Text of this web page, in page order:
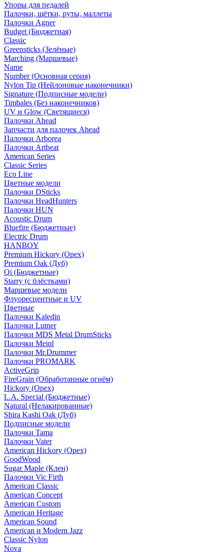
Упоры для педалей
Палочки, щётки, руты, маллеты
Палочки Agner
Budget (Бюджетная)
Classic
Greensticks (Зелёные)
Marching (Маршевые)
Name
Number (Основная серия)
Nylon Tip (Нейлоновые наконечники)
Signature (Подписные модели)
Timbales (Без наконечников)
UV и Glow (Светящиеся)
Палочки Ahead
Запчасти для палочек Ahead
Палочки Arborea
Палочки Artbeat
American Series
Classic Series
Eco Line
Цветные модели
Палочки DSticks
Палочки HeadHunters
Палочки HUN
Acoustic Drum
Bluefire (Бюджетные)
Electric Drum
HANBOY
Premium Hickory (Орех)
Premium Oak (Дуб)
Qi (Бюджетные)
Starry (с блёстками)
Маршевые модели
Флуоресцентные и UV
Цветные
Палочки Kaledin
Палочки Lutner
Палочки MDS Metal DrumSticks
Палочки Meinl
Палочки Mr.Drummer
Палочки PROMARK
ActiveGrip
FireGrain (Обработанные огнём)
Hickory (Орех)
L.A. Special (Бюджетные)
Natural (Нелакированные)
Shira Kashi Oak (Дуб)
Подписные модели
Палочки Tama
Палочки Vater
American Hickory (Орех)
GoodWood
Sugar Maple (Клен)
Палочки Vic Firth
American Classic
American Concept
American Custom
American Heritage
American Sound
American и Modern Jazz
Classic Nylon
Nova